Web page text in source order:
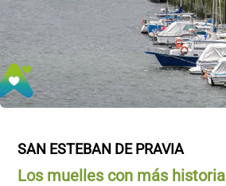
SAN ESTEBAN DE PRAVIA
Los muelles con más historia